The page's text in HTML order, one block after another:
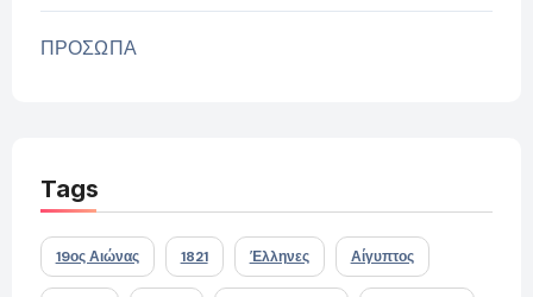
ΠΡΟΣΩΠΑ
Tags
19ος Αιώνας 1821 Έλληνες Αίγυπτος